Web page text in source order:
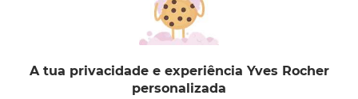
Regenerante Dia /...
Luminosidade
Absoluta...
A tua privacidade e experiência Yves Rocher
personalizada